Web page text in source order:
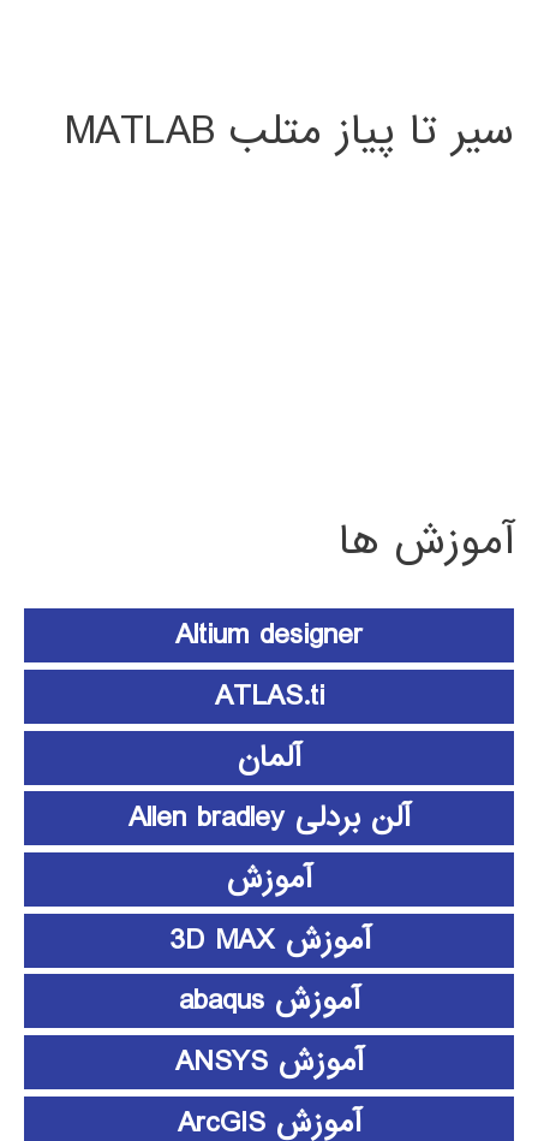
سیر تا پیاز متلب MATLAB
آموزش ها
Altium designer
ATLAS.ti
آلمان
آلن بردلی Allen bradley
آموزش
آموزش 3D MAX
آموزش abaqus
آموزش ANSYS
آموزش ArcGIS